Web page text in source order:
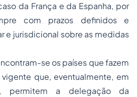
da França e da Espanha, por
com prazos definidos e
e jurisdicional sobre as medidas
se os países que fazem
que, eventualmente, em
permitem a delegação da